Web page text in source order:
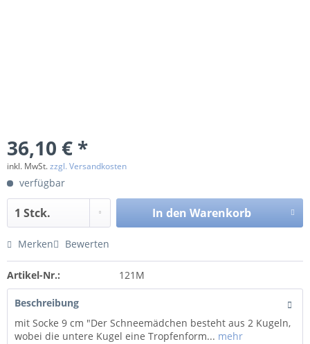
36,10 € *
inkl. MwSt.zzgl. Versandkosten
verfügbar
In den Warenkorb
Merken Bewerten
Artikel-Nr.: 121M
Beschreibung
mit Socke 9 cm "Der Schneemädchen besteht aus 2 Kugeln,
wobei die untere Kugel eine Tropfenform... mehr